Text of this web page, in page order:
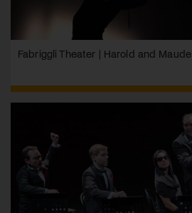
Fabriggli Theater | Harold and Maude